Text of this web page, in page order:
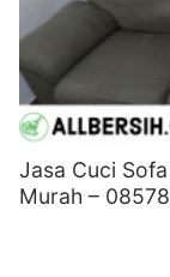
Jasa Cuci
Murah –